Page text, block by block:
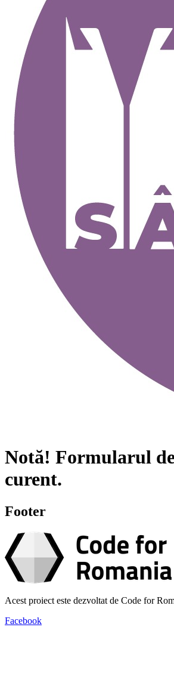
Notă! Formularul
curent.
Footer
Acest proiect este dezvoltat de Code for
Facebook